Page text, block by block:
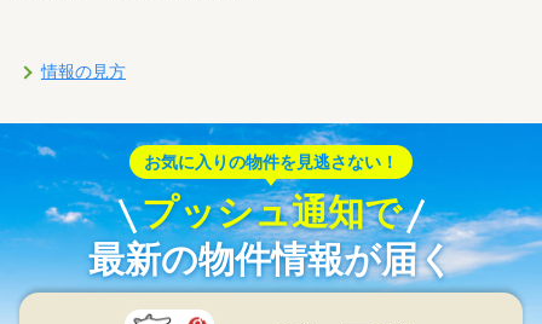
情報の見方
お気に入りの物件を見逃さない！
プッシュ通知で
最新の物件情報が届く